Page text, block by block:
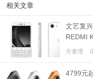
相关文章
文艺复
REDMI
超级像素
方查理
4799元